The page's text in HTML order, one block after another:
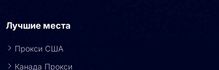
Лучшие места
Прокси США